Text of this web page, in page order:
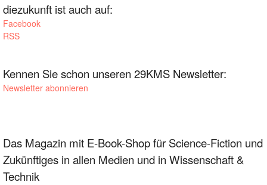
diezukunft ist auch auf:
Facebook
RSS
Kennen Sie schon unseren 29KMS Newsletter:
Newsletter abonnieren
Das Magazin mit E-Book-Shop für Science-Fiction und
Zukünftiges in allen Medien und in Wissenschaft &
Technik